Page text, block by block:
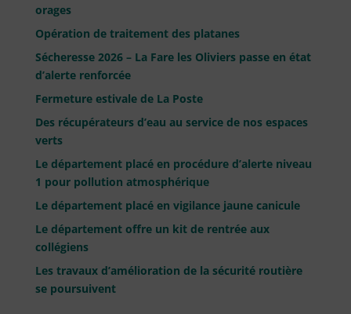
orages
Opération de traitement des platanes
Sécheresse 2026 – La Fare les Oliviers passe en état
d’alerte renforcée
Fermeture estivale de La Poste
Des récupérateurs d’eau au service de nos espaces
verts
Le département placé en procédure d’alerte niveau
1 pour pollution atmosphérique
Le département placé en vigilance jaune canicule
Le département offre un kit de rentrée aux
collégiens
Les travaux d’amélioration de la sécurité routière
se poursuivent